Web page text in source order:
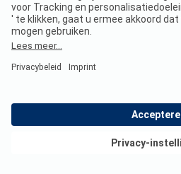
Nederland
Frankrijk